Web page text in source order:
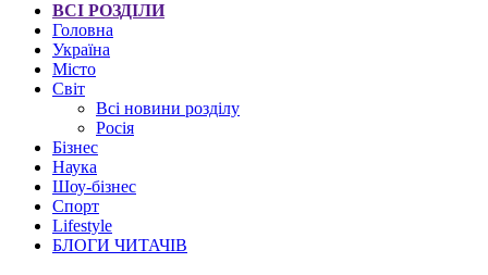
ВСІ РОЗДІЛИ
Головна
Україна
Місто
Світ
Всі новини розділу
Росія
Бізнес
Наука
Шоу-бізнес
Спорт
Lifestyle
БЛОГИ ЧИТАЧІВ